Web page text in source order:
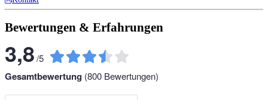
Bewertungen & Erfahrungen
3,8/5
Gesamtbewertung (800 Bewertungen)